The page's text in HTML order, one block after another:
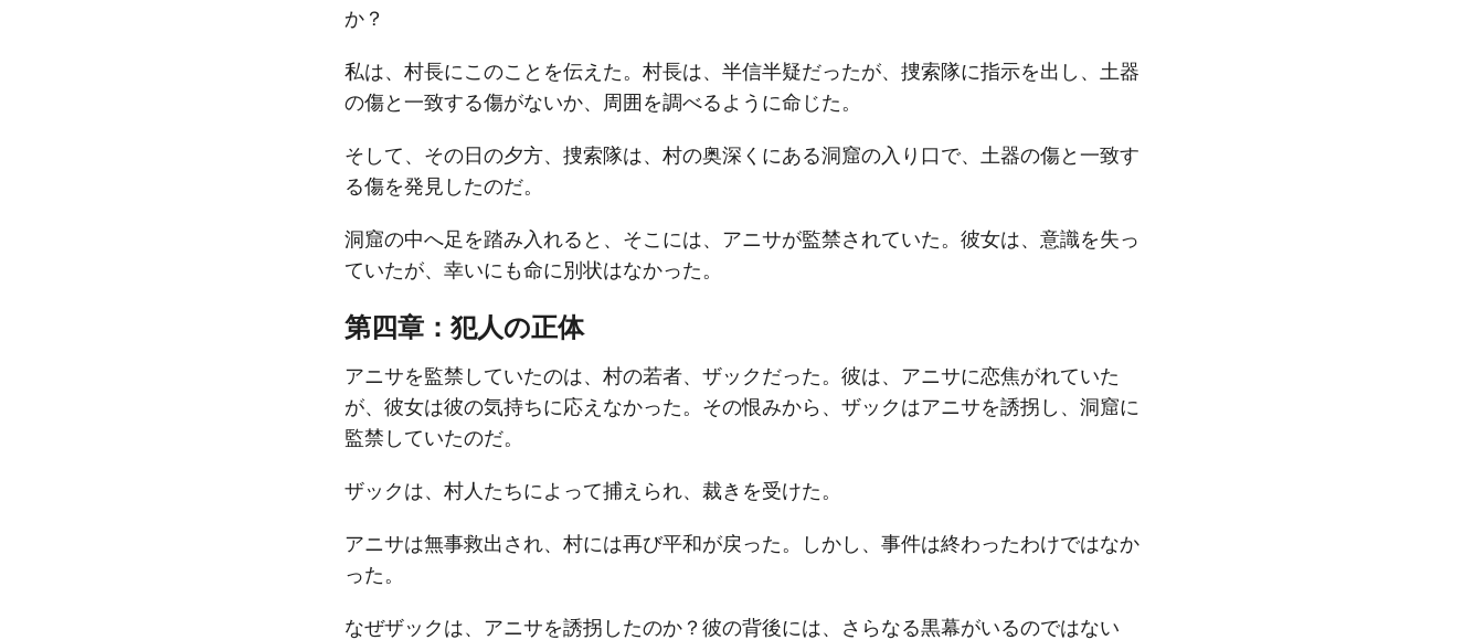
か？
私は、村長にこのことを伝えた。村長は、半信半疑だったが、捜索隊に指示を出し、土器
の傷と一致する傷がないか、周囲を調べるように命じた。
そして、その日の夕方、捜索隊は、村の奥深くにある洞窟の入り口で、土器の傷と一致す
る傷を発見したのだ。
洞窟の中へ足を踏み入れると、そこには、アニサが監禁されていた。彼女は、意識を失っ
ていたが、幸いにも命に別状はなかった。
第四章：犯人の正体
アニサを監禁していたのは、村の若者、ザックだった。彼は、アニサに恋焦がれていた
が、彼女は彼の気持ちに応えなかった。その恨みから、ザックはアニサを誘拐し、洞窟に
監禁していたのだ。
ザックは、村人たちによって捕えられ、裁きを受けた。
アニサは無事救出され、村には再び平和が戻った。しかし、事件は終わったわけではなか
った。
なぜザックは、アニサを誘拐したのか？彼の背後には、さらなる黒幕がいるのではない